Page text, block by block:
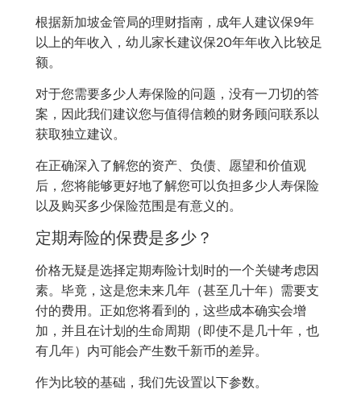
根据新加坡金管局的理财指南，成年人建议保9年
以上的年收入，幼儿家长建议保20年年收入比较足
额。
对于您需要多少人寿保险的问题，没有一刀切的答
案，因此我们建议您与值得信赖的财务顾问联系以
获取独立建议。
在正确深入了解您的资产、负债、愿望和价值观
后，您将能够更好地了解您可以负担多少人寿保险
以及购买多少保险范围是有意义的。
定期寿险的保费是多少？
价格无疑是选择定期寿险计划时的一个关键考虑因
素。毕竟，这是您未来几年（甚至几十年）需要支
付的费用。正如您将看到的，这些成本确实会增
加，并且在计划的生命周期（即使不是几十年，也
有几年）内可能会产生数千新币的差异。
作为比较的基础，我们先设置以下参数。